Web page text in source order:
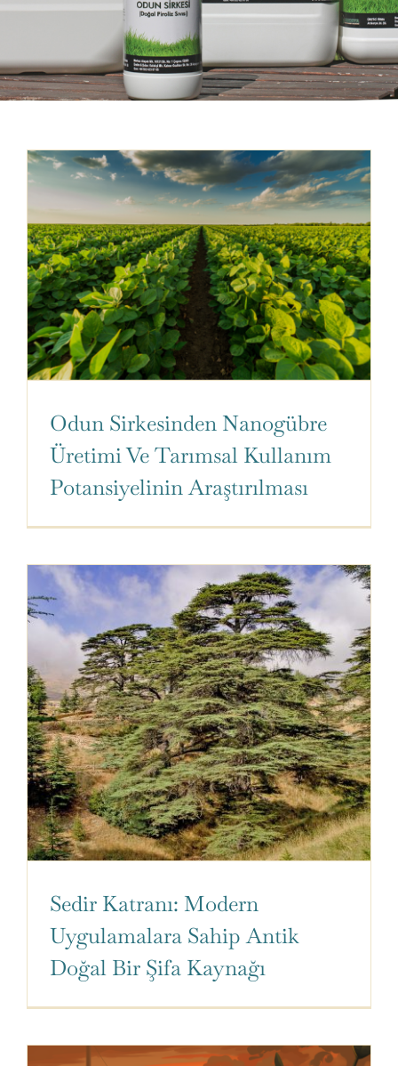
Mağaza
İletişim
Odun Sirkesinden Nanogübre
Üretimi Ve Tarımsal Kullanım
Potansiyelinin Araştırılması
Sedir Katranı: Modern
Uygulamalara Sahip Antik
Doğal Bir Şifa Kaynağı